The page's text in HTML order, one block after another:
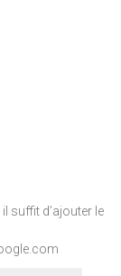
suffit d’ajouter le